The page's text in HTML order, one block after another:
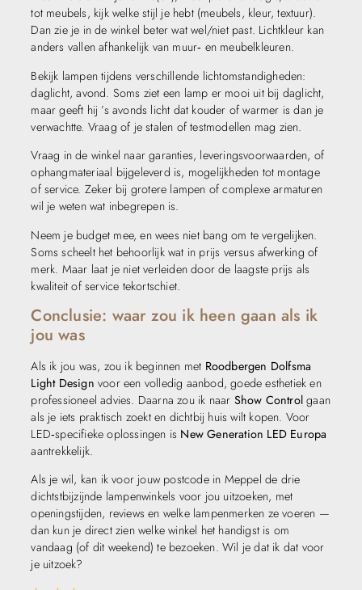
tot meubels, kijk welke stijl je hebt (meubels, kleur, textuur).
Dan zie je in de winkel beter wat wel/niet past. Lichtkleur kan
anders vallen afhankelijk van muur‑ en meubelkleuren.
Bekijk lampen tijdens verschillende lichtomstandigheden:
daglicht, avond. Soms ziet een lamp er mooi uit bij daglicht,
maar geeft hij ’s avonds licht dat kouder of warmer is dan je
verwachtte. Vraag of je stalen of testmodellen mag zien.
Vraag in de winkel naar garanties, leveringsvoorwaarden, of
ophangmateriaal bijgeleverd is, mogelijkheden tot montage
of service. Zeker bij grotere lampen of complexe armaturen
wil je weten wat inbegrepen is.
Neem je budget mee, en wees niet bang om te vergelijken.
Soms scheelt het behoorlijk wat in prijs versus afwerking of
merk. Maar laat je niet verleiden door de laagste prijs als
kwaliteit of service tekortschiet.
Conclusie: waar zou ik heen gaan als ik
jou was
Als ik jou was, zou ik beginnen met Roodbergen Dolfsma
Light Design voor een volledig aanbod, goede esthetiek en
professioneel advies. Daarna zou ik naar Show Control gaan
als je iets praktisch zoekt en dichtbij huis wilt kopen. Voor
LED‑specifieke oplossingen is New Generation LED Europa
aantrekkelijk.
Als je wil, kan ik voor jouw postcode in Meppel de drie
dichtstbijzijnde lampenwinkels voor jou uitzoeken, met
openingstijden, reviews en welke lampenmerken ze voeren —
dan kun je direct zien welke winkel het handigst is om
vandaag (of dit weekend) te bezoeken. Wil je dat ik dat voor
je uitzoek?